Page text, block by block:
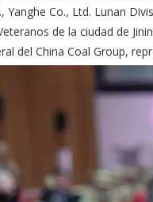
Co., Ltd. Lunan
de la ciudad de
del China Coal Group,